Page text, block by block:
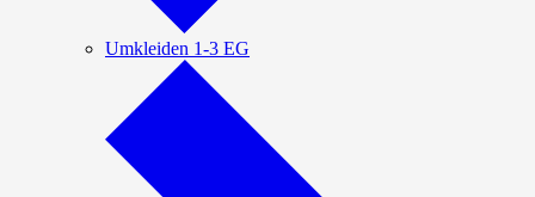
Umkleiden 1-3 EG